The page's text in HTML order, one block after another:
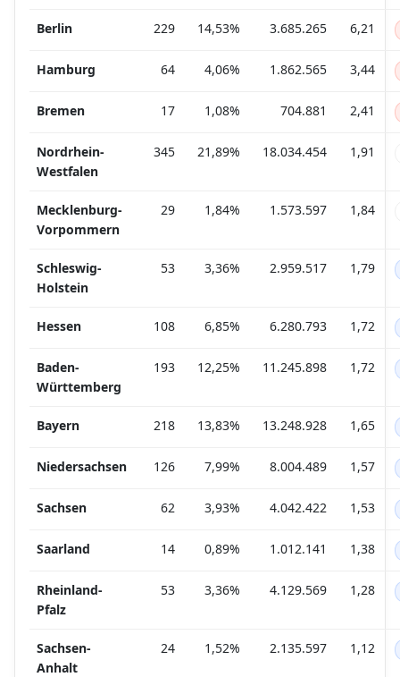
Berlin 229 14,53% 3.685.265 6,21
Hamburg 64 4,06% 1.862.565 3,44
Bremen 17 1,08% 704.881 2,41
Nordrhein-
Westfalen
345 21,89% 18.034.454 1,91
Mecklenburg-
Vorpommern
29 1,84% 1.573.597 1,84
Schleswig-
Holstein
53 3,36% 2.959.517 1,79
Hessen 108 6,85% 6.280.793 1,72
Baden-
Württemberg
193 12,25% 11.245.898 1,72
Bayern 218 13,83% 13.248.928 1,65
Niedersachsen 126 7,99% 8.004.489 1,57
Sachsen 62 3,93% 4.042.422 1,53
Saarland 14 0,89% 1.012.141 1,38
Rheinland-
Pfalz
53 3,36% 4.129.569 1,28
Sachsen-
Anhalt
24 1,52% 2.135.597 1,12